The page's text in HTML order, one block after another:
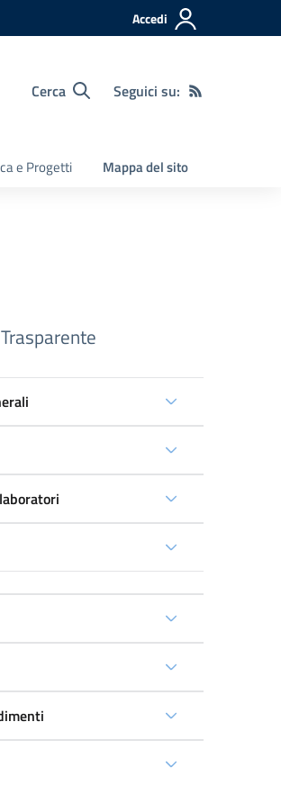
Accedi
Cerca Seguici su:
e Progetti Mappa del sito